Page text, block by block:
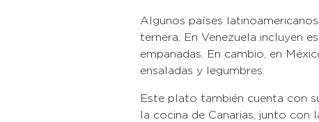
Algunos países
ternera. En Venezuela incluyen
empanadas. En cambio, en
ensaladas y legumbres.
Este plato también cuenta con
la cocina de Canarias, junto con